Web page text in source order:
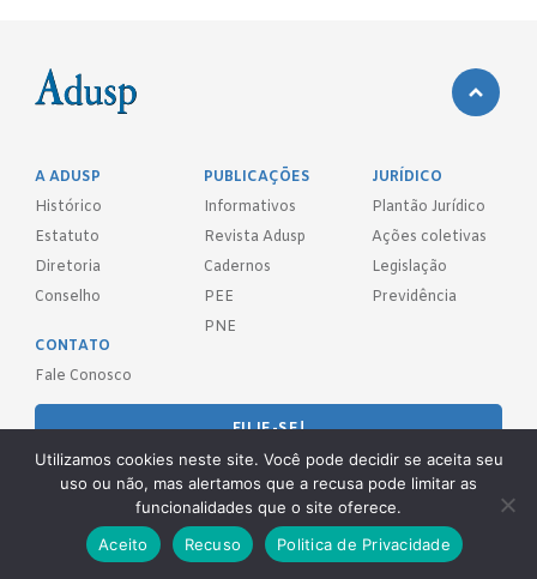
A ADUSP
Histórico
Estatuto
Diretoria
Conselho
PUBLICAÇÕES
Informativos
Revista Adusp
Cadernos
PEE
PNE
JURÍDICO
Plantão Jurídico
Ações coletivas
Legislação
Previdência
CONTATO
Fale Conosco
FILIE-SE!
REDES SOCIAIS
Utilizamos cookies neste site. Você pode decidir se aceita seu
uso ou não, mas alertamos que a recusa pode limitar as
funcionalidades que o site oferece.
Aceito
Recuso Politica de Privacidade